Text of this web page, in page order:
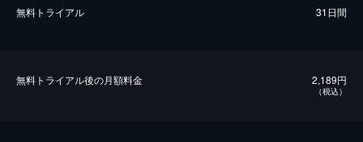
無料トライアル 31日間
無料トライアル後の⽉額料金 2,189円
（税込）